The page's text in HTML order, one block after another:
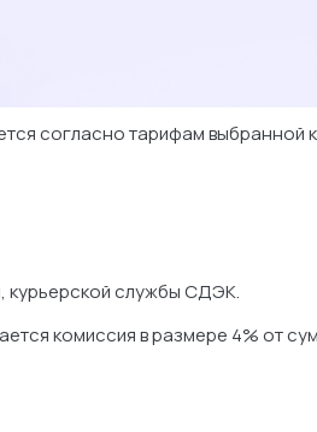
согласно тарифам
курьерской службы СДЭК.
комиссия в размере 4% от